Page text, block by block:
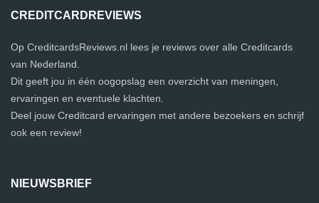
CREDITCARDREVIEWS
Op CreditcardsReviews.nl lees je reviews over alle Creditcards
van Nederland.
Dit geeft jou in één oogopslag een overzicht van meningen,
ervaringen en eventuele klachten.
Deel jouw Creditcard ervaringen met andere bezoekers en schrijf
ook een review!
NIEUWSBRIEF